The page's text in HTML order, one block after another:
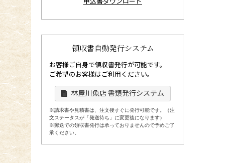
領収書自動発行システム
お客様ご自身で領収書発行が可能です。
ご希望のお客様はご利用ください。
林屋川魚店 書類発行システム
※請求書や見積書は、注文後すぐに発行可能です。（注
文ステータスが「発送待ち」に変更後になります）
※郵送での領収書発行は承っておりませんので予めご了
承ください。